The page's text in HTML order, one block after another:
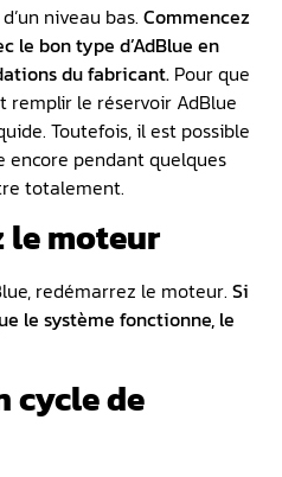
niveau bas. Commencez
le bon type d’AdBlue en
du fabricant. Pour que
remplir le réservoir AdBlue
Toutefois, il est possible
encore pendant quelques
totalement.
le moteur
redémarrez le moteur. Si
le système fonctionne, le
cycle de